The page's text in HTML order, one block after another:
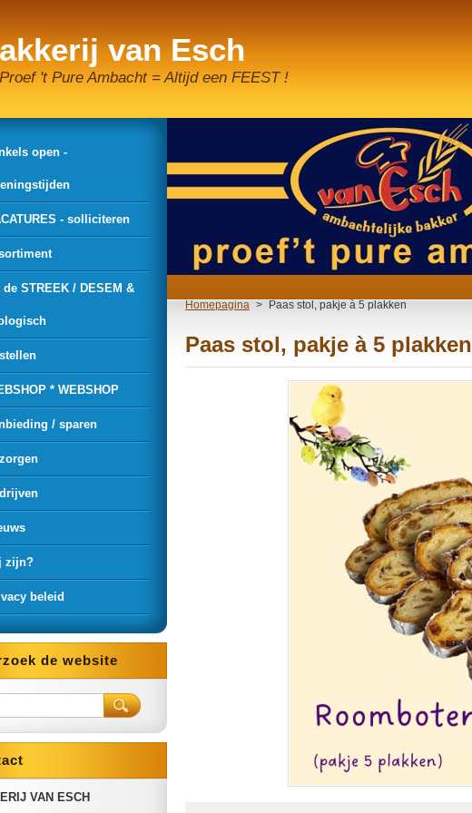
van Esch
Proef 't Pure Ambacht = Altijd een FEEST !
Homepagina > Paas stol, pakje à 5 plakken
Paas stol, pakje à 5 plakken
open -
- solliciteren
STREEK / DESEM &
* WEBSHOP
/ sparen
zijn?
beleid
de website
VAN ESCH